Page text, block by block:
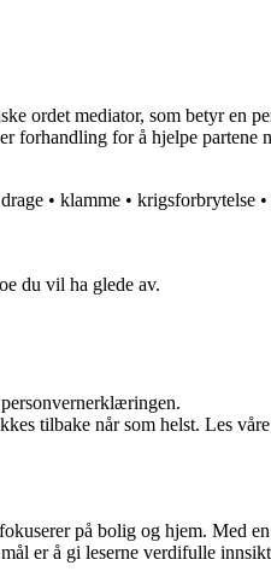
ordet mediator, som betyr en
forhandling for å hjelpe
drage • klamme • krigsforbrytelse •
du vil ha glede av.
tilbake når som helst. Les
på bolig og hjem. Med
er å gi leserne verdifulle